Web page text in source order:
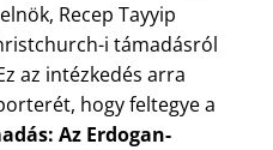
Recep Tayyip
i támadásról
az intézkedés arra
hogy feltegye a
Az Erdogan-